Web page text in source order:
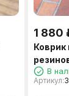
1 880
В
Артикул: